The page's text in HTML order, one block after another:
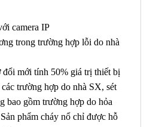
camera IP
trong trường hợp lỗi do nhà
mới tính 50% giá trị thiết bị
trường hợp do nhà SX, sét
bao gồm trường hợp do hỏa
phẩm cháy nổ chỉ được hỗ